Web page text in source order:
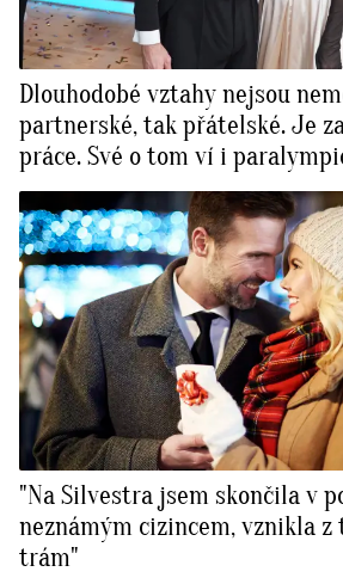
Dlouhodobé vztahy nejsou
partnerské, tak přátelské. Je
práce. Své o tom ví i
"Na Silvestra jsem skončila v
neznámým cizincem, vznikla z
trám"